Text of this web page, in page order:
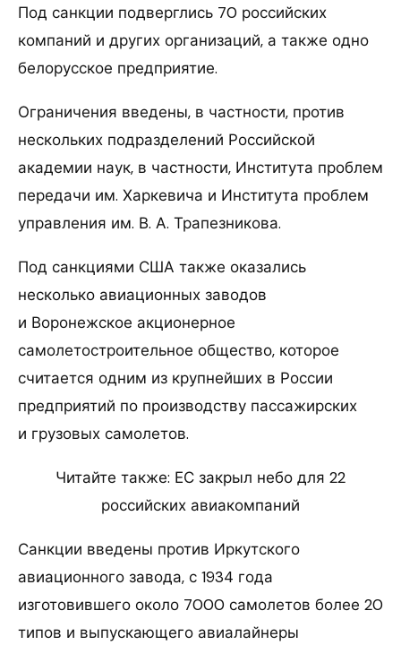
Под санкции подверглись 70 российских
компаний и других организаций, а также одно
белорусское предприятие.
Ограничения введены, в частности, против
нескольких подразделений Российской
академии наук, в частности, Института проблем
передачи им. Харкевича и Института проблем
управления им. В. А. Трапезникова.
Под санкциями США также оказались
несколько авиационных заводов
и Воронежское акционерное
самолетостроительное общество, которое
считается одним из крупнейших в России
предприятий по производству пассажирских
и грузовых самолетов.
Читайте также: ЕС закрыл небо для 22
российских авиакомпаний
Санкции введены против Иркутского
авиационного завода, с 1934 года
изготовившего около 7000 самолетов более 20
типов и выпускающего авиалайнеры